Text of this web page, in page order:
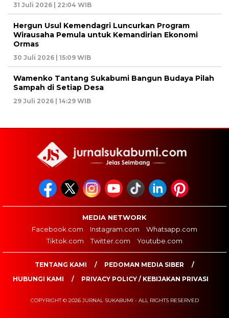
31 Juli 2026 | 22:04 WIB
Hergun Usul Kemendagri Luncurkan Program
Wirausaha Pemula untuk Kemandirian Ekonomi
Ormas
30 Juli 2026 | 15:09 WIB
Wamenko Tantang Sukabumi Bangun Budaya Pilah
Sampah di Setiap Desa
29 Juli 2026 | 14:29 WIB
MEDIA NETWORK
Facebook.com
Instagram.com
Whatsapp.com
Tiktok.com
Twitter.com Youtube.com
TENTANG KAMI
PEDOMAN MEDIA SIBER
HUBUNGI KAMI
PRIVACY POLICY / KEBIJAKAN PRIVASI
COPYRIGHT © 2026 JURNAL SUKABUMI - ALL RIGHTS RESERVED